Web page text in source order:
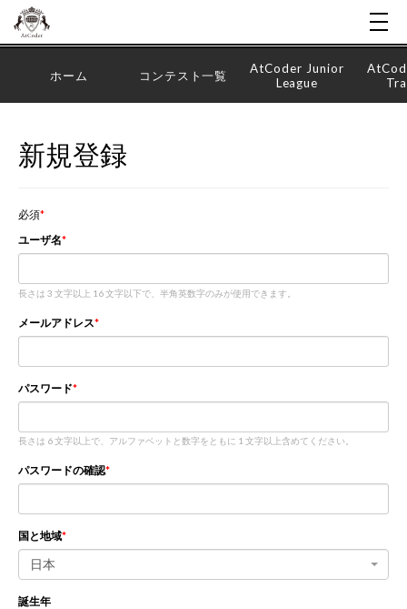
ホーム コンテスト一覧
AtCoder Junior
League
新規登録
必須
ユーザ名
長さは 3 文字以上 16 文字以下で、半角英数字のみが使用できます。
メールアドレス
パスワード
長さは 6 文字以上で、アルファベットと数字をともに 1 文字以上含めてください。
パスワードの確認
国と地域
日本
誕生年